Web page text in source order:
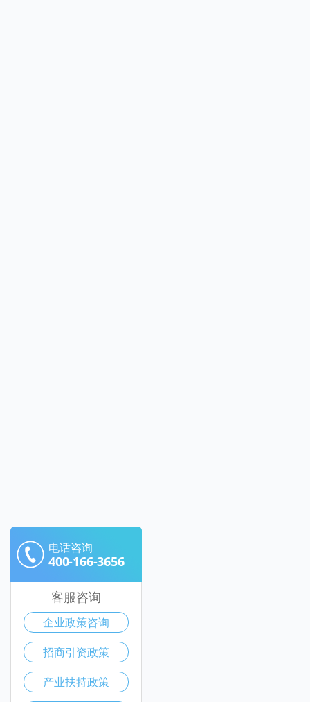
电话咨询
400-166-3656
客服咨询
企业政策咨询
招商引资政策
产业扶持政策